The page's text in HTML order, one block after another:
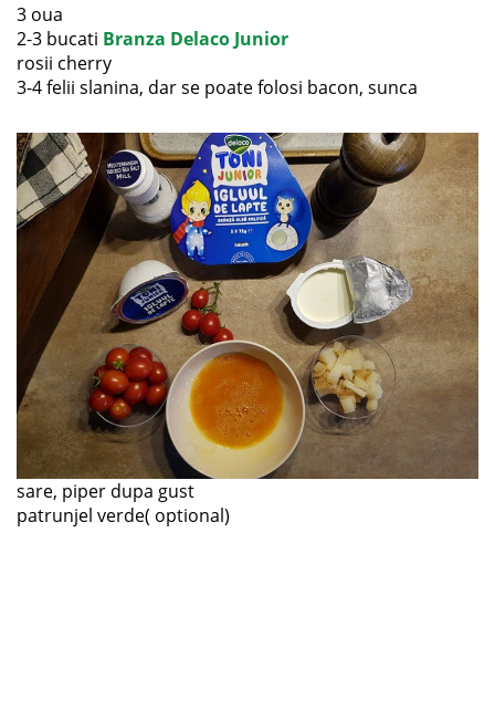
3 oua
2-3 bucati Branza Delaco Junior
rosii cherry
3-4 felii slanina, dar se poate folosi bacon, sunca
sare, piper dupa gust
patrunjel verde( optional)